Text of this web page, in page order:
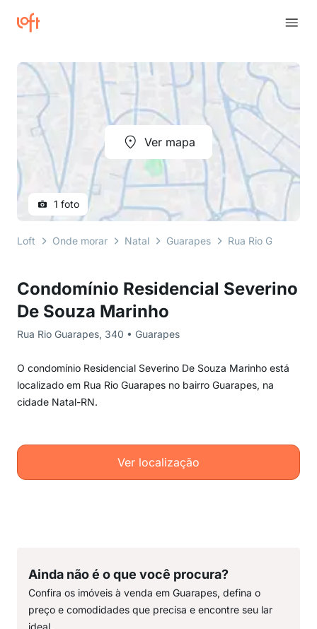
Condomínio Residencial Severino
De Souza Marinho
Rua Rio Guarapes, 340 • Guarapes
O condomínio Residencial Severino De Souza Marinho está
localizado em Rua Rio Guarapes no bairro Guarapes, na
cidade Natal-RN.
Ver localização
Ver mapa
1 foto
Loft Onde morar Natal Guarapes Rua Rio Guarapes
Ainda não é o que você procura?
Confira os imóveis à venda em Guarapes, defina o
preço e comodidades que precisa e encontre seu lar
ideal.